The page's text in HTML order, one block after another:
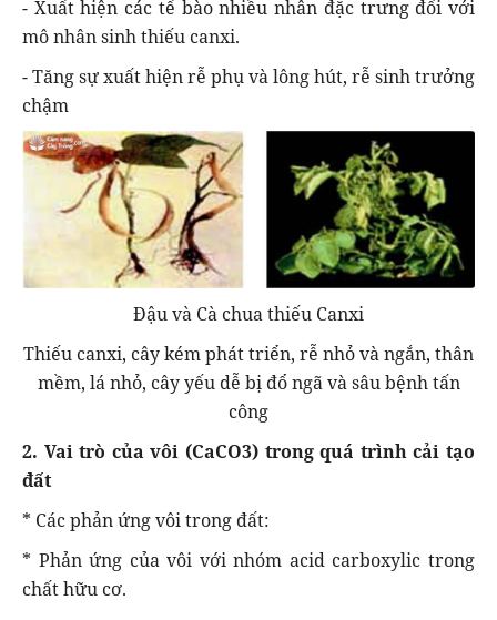
- Xuất hiện các tế bào nhiều nhân đặc trưng đối với
mô nhân sinh thiếu canxi.
- Tăng sự xuất hiện rễ phụ và lông hút, rễ sinh trưởng
chậm
Đậu và Cà chua thiếu Canxi
Thiếu canxi, cây kém phát triển, rễ nhỏ và ngắn, thân
mềm, lá nhỏ, cây yếu dễ bị đổ ngã và sâu bệnh tấn
công
2. Vai trò của vôi (CaCO3) trong quá trình cải tạo
đất
* Các phản ứng vôi trong đất:
* Phản ứng của vôi với nhóm acid carboxylic trong
chất hữu cơ.